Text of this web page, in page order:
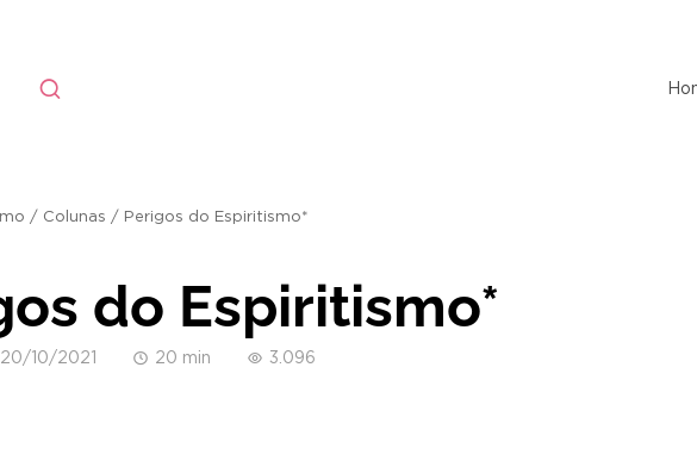
/ Colunas / Perigos do Espiritismo*
do Espiritismo*
20/10/2021 20 min 3.096